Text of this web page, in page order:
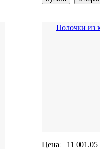
Полочки из
Цена: 11 001.05